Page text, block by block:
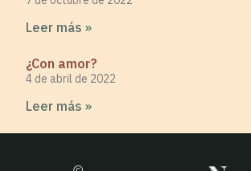
Leer más »
¿Con amor?
4 de abril de 2022
Leer más »